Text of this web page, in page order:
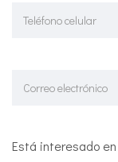
Está interesado